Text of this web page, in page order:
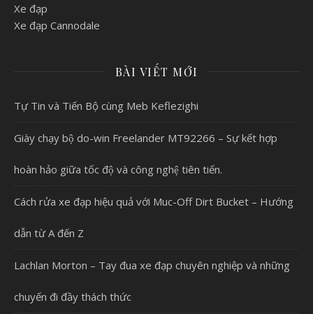
Xe đạp
Xe đạp Cannodale
BÀI VIẾT MỚI
Tự Tin và Tiến Bộ cùng Meb Keflezighi
Giày chạy bộ do-win Freelander MT92266 – Sự kết hợp
hoàn hảo giữa tốc độ và công nghệ tiên tiến.
Cách rửa xe đạp hiệu quả với Muc-Off Dirt Bucket – Hướng
dẫn từ A đến Z
Lachlan Morton – Tay đua xe đạp chuyên nghiệp và những
chuyến đi đầy thách thức